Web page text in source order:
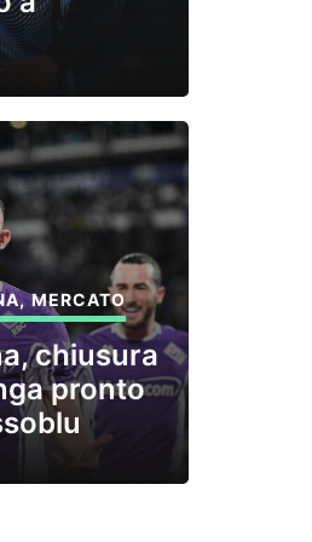
,MERCATO
chiusura
pronto